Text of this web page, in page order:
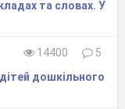
індивідуального
та словах. У
14400
5
дошкільного